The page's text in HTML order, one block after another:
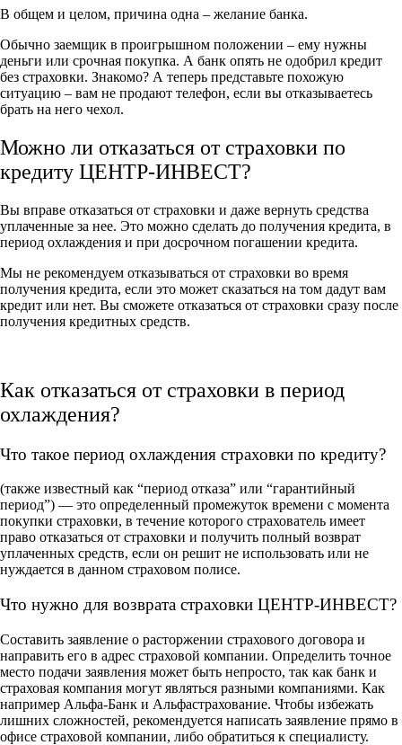
В общем и целом, причина одна – желание банка.
Обычно заемщик в проигрышном положении – ему нужны
деньги или срочная покупка. А банк опять не одобрил кредит
без страховки. Знакомо? А теперь представьте похожую
ситуацию – вам не продают телефон, если вы отказываетесь
брать на него чехол.
Можно ли отказаться от страховки по
кредиту ЦЕНТР-ИНВЕСТ?
Вы вправе отказаться от страховки и даже вернуть средства
уплаченные за нее. Это можно сделать до получения кредита, в
период охлаждения и при досрочном погашении кредита.
Мы не рекомендуем отказываться от страховки во время
получения кредита, если это может сказаться на том дадут вам
кредит или нет. Вы сможете отказаться от страховки сразу после
получения кредитных средств.
Как отказаться от страховки в период
охлаждения?
Что такое период охлаждения страховки по кредиту?
(также известный как “период отказа” или “гарантийный
период”) — это определенный промежуток времени с момента
покупки страховки, в течение которого страхователь имеет
право отказаться от страховки и получить полный возврат
уплаченных средств, если он решит не использовать или не
нуждается в данном страховом полисе.
Что нужно для возврата страховки ЦЕНТР-ИНВЕСТ?
Составить заявление о расторжении страхового договора и
направить его в адрес страховой компании. Определить точное
место подачи заявления может быть непросто, так как банк и
страховая компания могут являться разными компаниями. Как
например Альфа-Банк и Альфастрахование. Чтобы избежать
лишних сложностей, рекомендуется написать заявление прямо в
офисе страховой компании, либо обратиться к специалисту.